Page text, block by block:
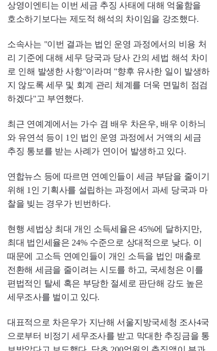
상영이엔티는 이번 세금 추징 사태에 대해 억울함을
호소하기보다는 제도적 해석의 차이임을 강조했다.
소속사는 "이번 결과는 법인 운영 과정에서의 비용 처
리 기준에 대해 세무 당국과 당사 간의 세법 해석 차이
로 인해 발생한 사항"이라며 "향후 유사한 일이 발생하
지 않도록 세무 및 회계 관리 체계를 더욱 면밀히 점검
하겠다"고 부연했다.
최근 연예계에서는 가수 겸 배우 차은우, 배우 이하늬
와 유연석 등이 1인 법인 운영 과정에서 거액의 세금
추징 통보를 받는 사례가 연이어 발생하고 있다.
연합뉴스 등에 따르면 연예인들이 세금 부담을 줄이기
위해 1인 기획사를 설립하는 과정에서 과세 당국과 마
찰을 빚는 경우가 빈번하다.
현행 세법상 최대 개인 소득세율은 45%에 달하지만,
최대 법인세율은 24% 수준으로 상대적으로 낮다. 이
때문에 고소득 연예인들이 개인 소득을 법인 매출로
전환해 세금을 줄이려는 시도를 하고, 국세청은 이를
편법적인 탈세 혹은 부당한 절세로 판단해 강도 높은
세무조사를 벌이고 있다.
대표적으로 차은우가 지난해 서울지방국세청 조사4국
으로부터 비정기 세무조사를 받고 막대한 추징금을 통